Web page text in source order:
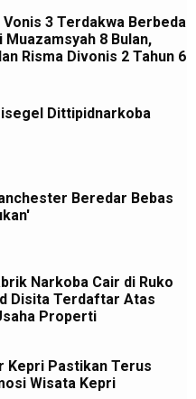
Vonis 3 Terdakwa Berbeda
Muazamsyah 8 Bulan,
Risma Divonis 2 Tahun 6
Dittipidnarkoba
Beredar Bebas
Narkoba Cair di Ruko
Disita Terdaftar Atas
Properti
Kepri Pastikan Terus
Wisata Kepri